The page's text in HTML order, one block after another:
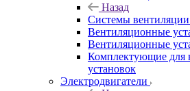
Назад
Системы
Вентиляционные
Вентиляционные
Комплектующие для
установок
Электродвигатели